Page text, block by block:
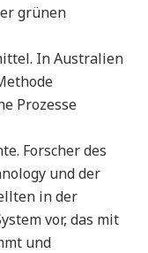
grünen
In Australien
Prozesse
Forscher des
und der
in der
vor, das mit
und